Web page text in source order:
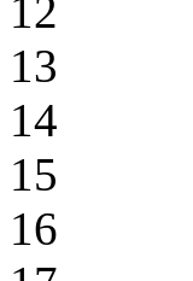
12
13
14
15
16